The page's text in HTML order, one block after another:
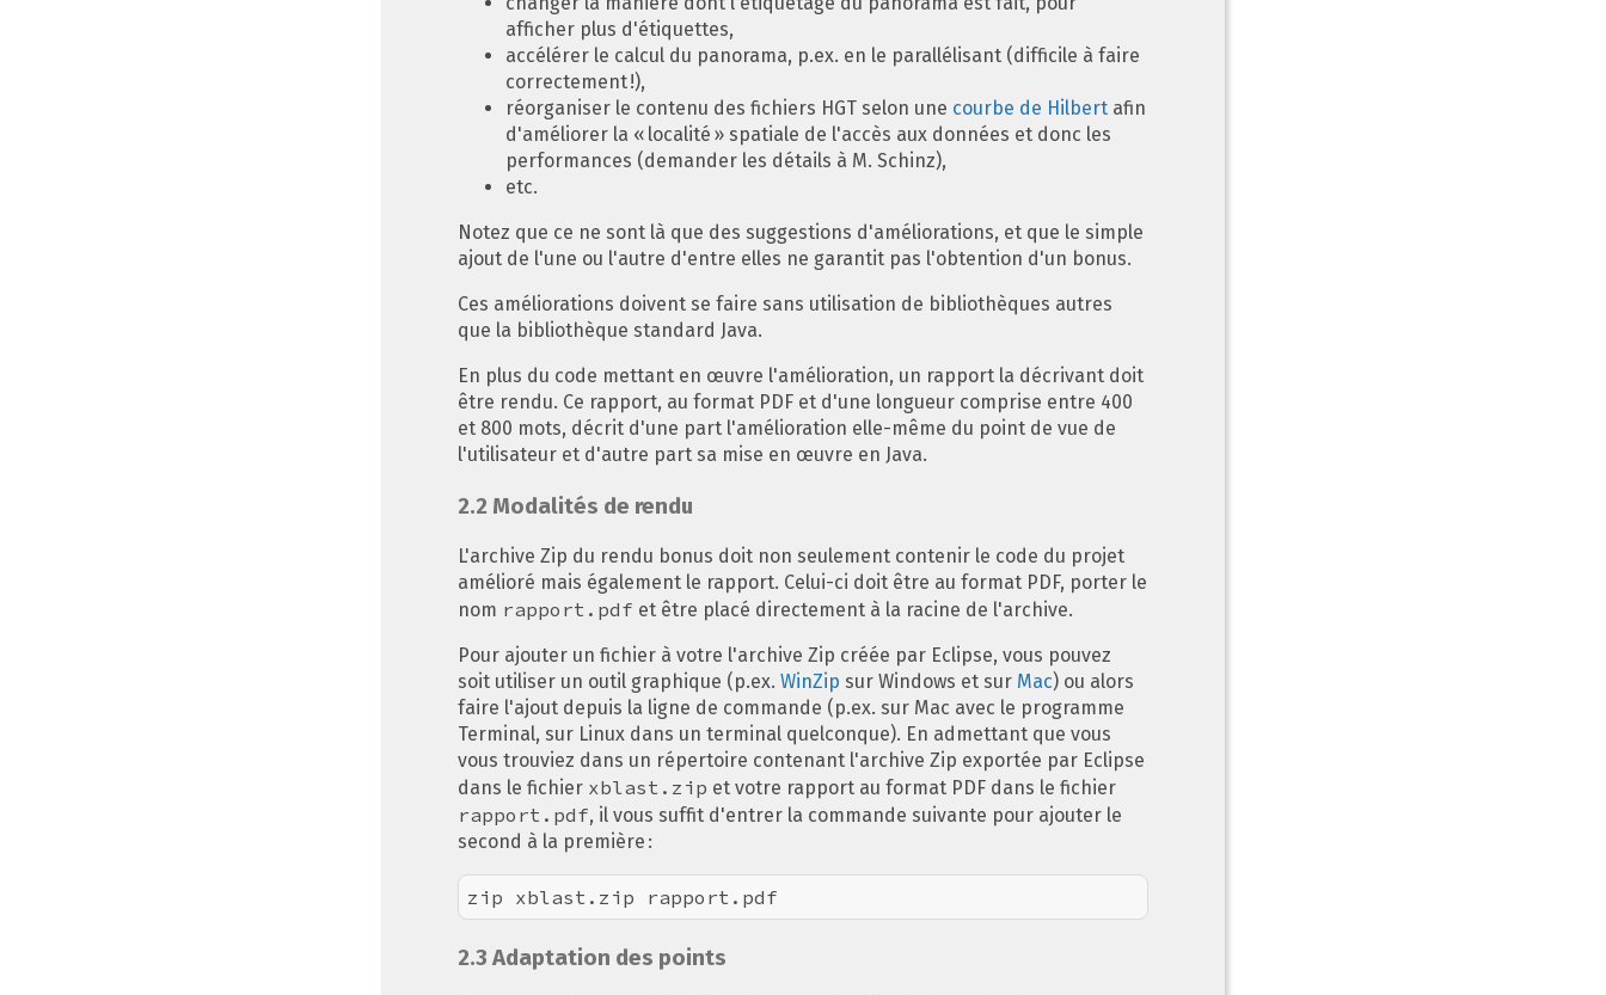
afficher plus d'étiquettes,
accélérer le calcul du panorama, p.ex. en le parallélisant (difficile à faire
correctement !),
réorganiser le contenu des fichiers HGT selon une courbe de Hilbert afin
d'améliorer la « localité » spatiale de l'accès aux données et donc les
performances (demander les détails à M. Schinz),
etc.
Notez que ce ne sont là que des suggestions d'améliorations, et que le simple
ajout de l'une ou l'autre d'entre elles ne garantit pas l'obtention d'un bonus.
Ces améliorations doivent se faire sans utilisation de bibliothèques autres
que la bibliothèque standard Java.
En plus du code mettant en œuvre l'amélioration, un rapport la décrivant doit
être rendu. Ce rapport, au format PDF et d'une longueur comprise entre 400
et 800 mots, décrit d'une part l'amélioration elle-même du point de vue de
l'utilisateur et d'autre part sa mise en œuvre en Java.
2.2 Modalités de rendu
L'archive Zip du rendu bonus doit non seulement contenir le code du projet
amélioré mais également le rapport. Celui-ci doit être au format PDF, porter le
nom rapport.pdf et être placé directement à la racine de l'archive.
Pour ajouter un fichier à votre l'archive Zip créée par Eclipse, vous pouvez
soit utiliser un outil graphique (p.ex.WinZip sur Windows et sur Mac) ou alors
faire l'ajout depuis la ligne de commande (p.ex. sur Mac avec le programme
Terminal, sur Linux dans un terminal quelconque). En admettant que vous
vous trouviez dans un répertoire contenant l'archive Zip exportée par Eclipse
dans le fichier xblast.zip et votre rapport au format PDF dans le fichier
rapport.pdf, il vous suffit d'entrer la commande suivante pour ajouter le
second à la première :
2.3 Adaptation des points